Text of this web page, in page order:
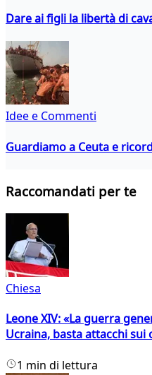
Dare ai figli la libertà di
Idee e Commenti
Guardiamo a Ceuta e
Raccomandati per te
Chiesa
Leone XIV: «La guerra
Ucraina, basta attacchi sui
1 min di lettura